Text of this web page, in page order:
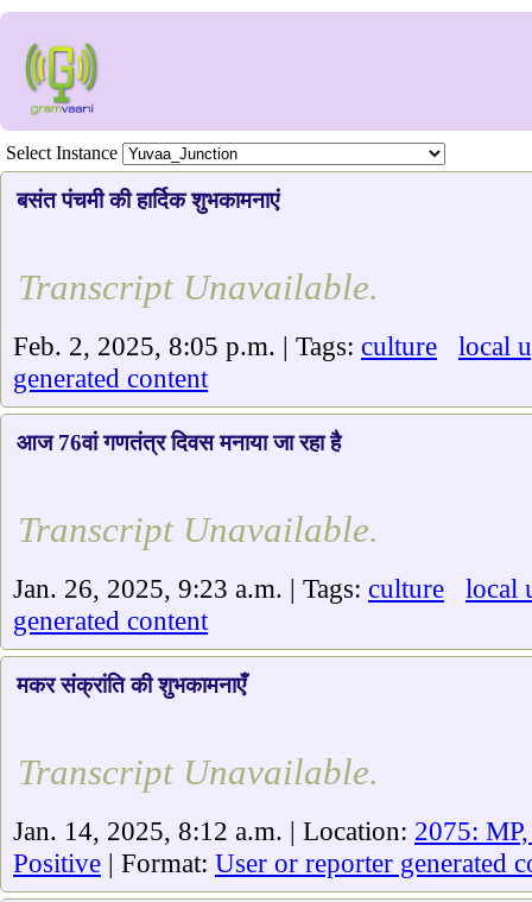
Select Instance
बसंत पंचमी की हार्दिक शुभकामनाएं
Transcript Unavailable.
Feb. 2, 2025, 8:05 p.m. | Tags: culture
local
generated content
आज 76वां गणतंत्र दिवस मनाया जा रहा है
Transcript Unavailable.
Jan. 26, 2025, 9:23 a.m. | Tags: culture
local
generated content
मकर संक्रांति की शुभकामनाएँ
Transcript Unavailable.
Jan. 14, 2025, 8:12 a.m. | Location: 2075:
Positive | Format: User or reporter generated